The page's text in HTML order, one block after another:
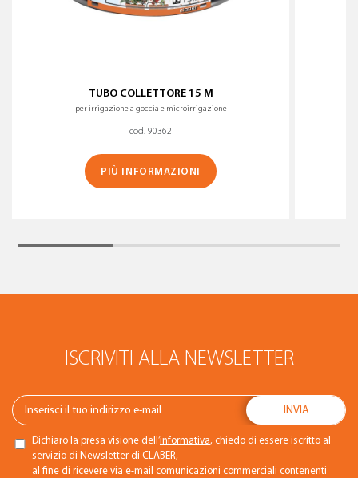
TUBO COLLETTORE 15 M
per irrigazione a goccia e microirrigazione
cod. 90362
PIÙ INFORMAZIONI
ISCRIVITI ALLA NEWSLETTER
Dichiaro la presa visione dell’informativa, chiedo di essere iscritto al
servizio di Newsletter di CLABER,
al fine di ricevere via e-mail comunicazioni commerciali contenenti